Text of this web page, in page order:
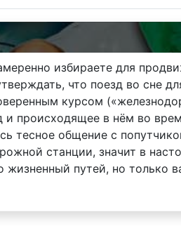
избираете для
что поезд во сне
курсом
и происходящее в нём во
тесное общение с
станции, значит в
путей, но только